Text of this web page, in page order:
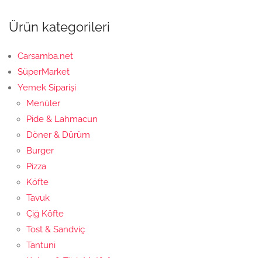
Ürün kategorileri
Carsamba.net
SüperMarket
Yemek Siparişi
Menüler
Pide & Lahmacun
Döner & Dürüm
Burger
Pizza
Köfte
Tavuk
Çiğ Köfte
Tost & Sandviç
Tantuni